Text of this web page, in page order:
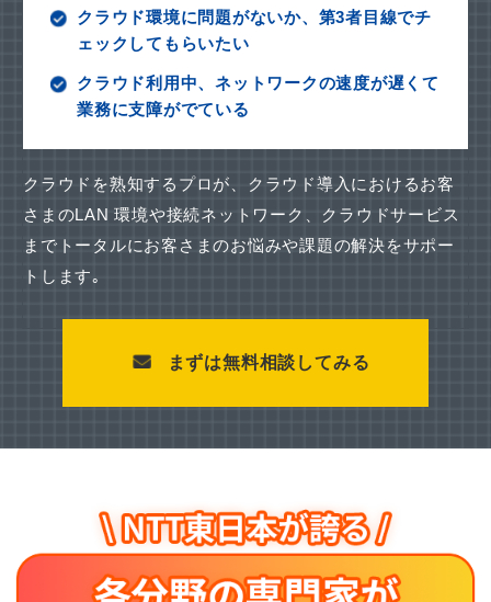
クラウド環境に問題がないか、第3者目線でチ
ェックしてもらいたい
クラウド利用中、ネットワークの速度が遅くて
業務に支障がでている
クラウドを熟知するプロが、クラウド導入におけるお客
さまのLAN 環境や接続ネットワーク、
クラウドサービス
までトータルにお客さまのお悩みや課題の解決をサポー
トします｡
まずは無料相談してみる